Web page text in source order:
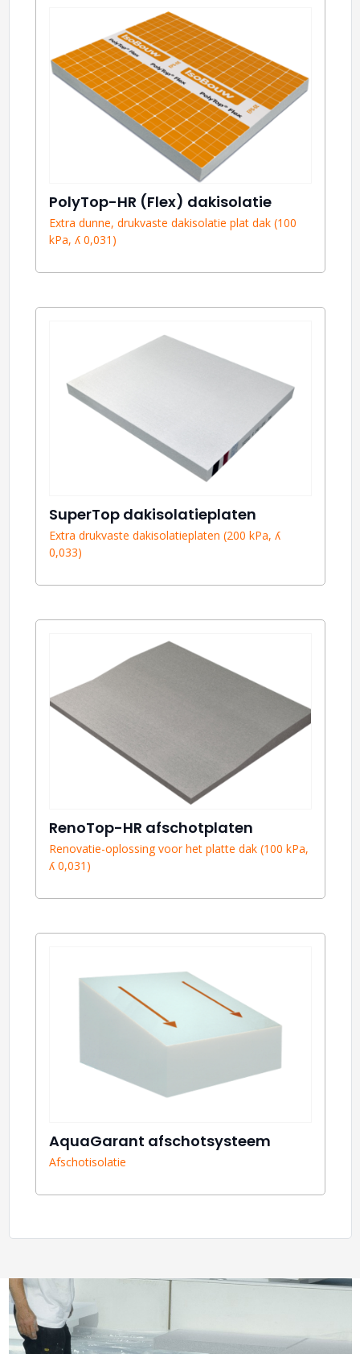
PolyTop-HR (Flex) dakisolatie
Extra dunne, drukvaste dakisolatie plat dak (100
kPa, ʎ 0,031)
SuperTop dakisolatieplaten
Extra drukvaste dakisolatieplaten (200 kPa, ʎ
0,033)
RenoTop-HR afschotplaten
Renovatie-oplossing voor het platte dak (100 kPa,
ʎ 0,031)
AquaGarant afschotsysteem
Afschotisolatie